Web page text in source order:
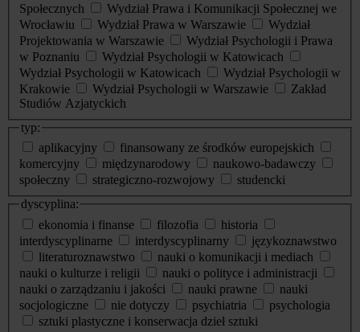
Społecznych
Wydział Prawa i Komunikacji Społecznej we
Wrocławiu
Wydział Prawa w Warszawie
Wydział
Projektowania w Warszawie
Wydział Psychologii i Prawa
w Poznaniu
Wydział Psychologii w Katowicach
Wydział Psychologii w Katowicach
Wydział Psychologii w
Krakowie
Wydział Psychologii w Warszawie
Zakład
Studiów Azjatyckich
typ:
aplikacyjny
finansowany ze środków europejskich
komercyjny
międzynarodowy
naukowo-badawczy
społeczny
strategiczno-rozwojowy
studencki
dyscyplina:
ekonomia i finanse
filozofia
historia
interdyscyplinarne
interdyscyplinarny
językoznawstwo
literaturoznawstwo
nauki o komunikacji i mediach
nauki o kulturze i religii
nauki o polityce i administracji
nauki o zarządzaniu i jakości
nauki prawne
nauki
socjologiczne
nie dotyczy psychiatria
psychologia
sztuki plastyczne i konserwacja dzieł sztuki